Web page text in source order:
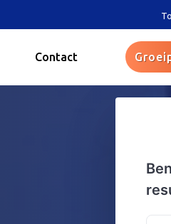
Contact